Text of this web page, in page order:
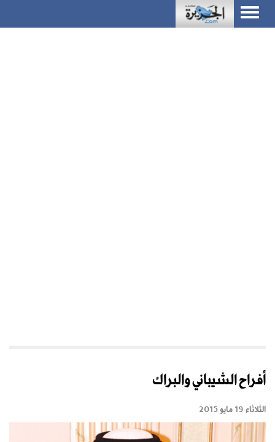
Toggle
navigation
أفراح الشيباني والبراك
الثلاثاء 19 مايو 2015